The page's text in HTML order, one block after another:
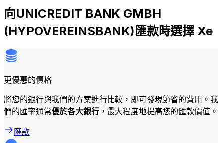
向UNICREDIT BANK GMBH
(HYPOVEREINSBANK)匯款時選擇 Xe
更優惠的價格
將您的銀行與我們的方案進行比較，即可發現節省的費用。我
們的匯率通常優於各大銀行 ，最大程度地提高您的匯款價值。
匯款